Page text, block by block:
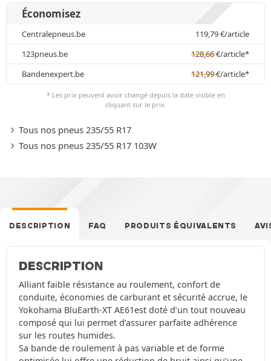
Économisez
Centralepneus.be 119,79€/article
123pneus.be
128,66€/article*
Bandenexpert.be
121,99€/article*
* Les prix peuvent avoir changé depuis la date visible en
cliquant sur le prix.
Tous nos pneus 235/55 R17
Tous nos pneus 235/55 R17 103W
DESCRIPTION FAQ PRODUITS ÉQUIVALENTS
DESCRIPTION
Alliant faible résistance au roulement, confort de
conduite, économies de carburant et sécurité accrue, le
Yokohama BluEarth-XT AE61est doté d’un tout nouveau
composé qui lui permet d’assurer parfaite adhérence
sur les routes humides.
Sa bande de roulement à pas variable et de forme